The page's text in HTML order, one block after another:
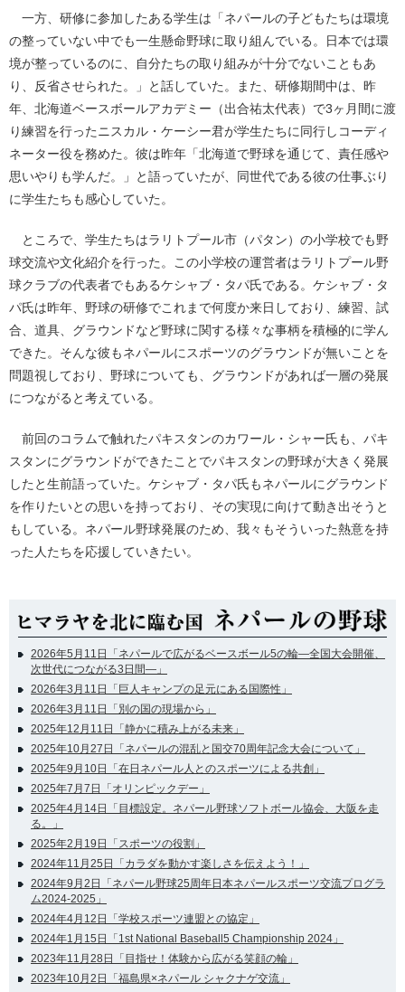
一方、研修に参加したある学生は「ネパールの子どもたちは環境
の整っていない中でも一生懸命野球に取り組んでいる。日本では環
境が整っているのに、自分たちの取り組みが十分でないこともあ
り、反省させられた。」と話していた。また、研修期間中は、昨
年、北海道ベースボールアカデミー（出合祐太代表）で3ヶ月間に渡
り練習を行ったニスカル・ケーシー君が学生たちに同行しコーディ
ネーター役を務めた。彼は昨年「北海道で野球を通じて、責任感や
思いやりも学んだ。」と語っていたが、同世代である彼の仕事ぶり
に学生たちも感心していた。
ところで、学生たちはラリトプール市（パタン）の小学校でも野
球交流や文化紹介を行った。この小学校の運営者はラリトプール野
球クラブの代表者でもあるケシャブ・タパ氏である。ケシャブ・タ
パ氏は昨年、野球の研修でこれまで何度か来日しており、練習、試
合、道具、グラウンドなど野球に関する様々な事柄を積極的に学ん
できた。そんな彼もネパールにスポーツのグラウンドが無いことを
問題視しており、野球についても、グラウンドがあれば一層の発展
につながると考えている。
前回のコラムで触れたパキスタンのカワール・シャー氏も、パキ
スタンにグラウンドができたことでパキスタンの野球が大きく発展
したと生前語っていた。ケシャブ・タパ氏もネパールにグラウンド
を作りたいとの思いを持っており、その実現に向けて動き出そうと
もしている。ネパール野球発展のため、我々もそういった熱意を持
った人たちを応援していきたい。
2026年5月11日「ネパールで広がるベースボール5の輪―全国大会開催、
次世代につながる3日間―」
2026年3月11日「巨人キャンプの足元にある国際性」
2026年3月11日「別の国の現場から」
2025年12月11日「静かに積み上がる未来」
2025年10月27日「ネパールの混乱と国交70周年記念大会について」
2025年9月10日「在日ネパール人とのスポーツによる共創」
2025年7月7日「オリンピックデー」
2025年4月14日「目標設定。ネパール野球ソフトボール協会、大阪を走
る。」
2025年2月19日「スポーツの役割」
2024年11月25日「カラダを動かす楽しさを伝えよう！」
2024年9月2日「ネパール野球25周年日本ネパールスポーツ交流プログラ
ム2024-2025」
2024年4月12日「学校スポーツ連盟との協定」
2024年1月15日「1st National Baseball5 Championship 2024」
2023年11月28日「目指せ！体験から広がる笑顔の輪」
2023年10月2日「福島県×ネパール シャクナゲ交流」